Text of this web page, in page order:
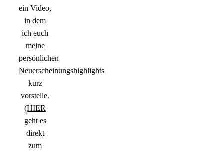
ein Video,
in dem
ich euch
meine
persönlichen
Neuerscheinungshighlights
kurz
vorstelle.
(HIER
geht es
direkt
zum